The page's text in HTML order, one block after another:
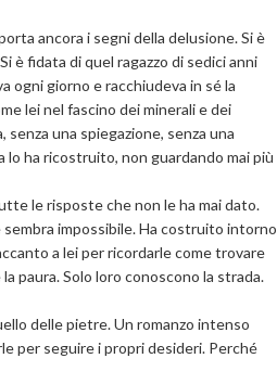
ancora i segni della delusione. Si è
è fidata di quel ragazzo di sedici anni
ogni giorno e racchiudeva in sé la
lei nel fascino dei minerali e dei
una spiegazione, senza una
lo ha ricostruito, non guardando mai più
le risposte che non le ha mai dato.
impossibile. Ha costruito intorno
a lei per ricordarle come trovare
paura. Solo loro conoscono la strada.
delle pietre. Un romanzo intenso
per seguire i propri desideri. Perché